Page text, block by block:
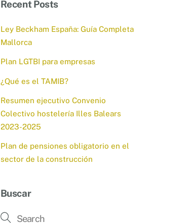
Recent Posts
Ley Beckham España: Guía Completa
Mallorca
Plan LGTBI para empresas
¿Qué es el TAMIB?
Resumen ejecutivo Convenio
Colectivo hostelería Illes Balears
2023-2025
Plan de pensiones obligatorio en el
sector de la construcción
Buscar